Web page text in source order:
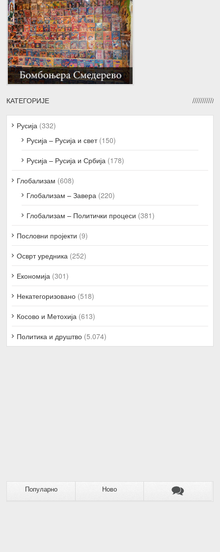
КАТЕГОРИЈЕ
Русија (332)
Русија – Русија и свет(150)
Русија – Русија и Србија (178)
Глобализам (608)
Глобализам – Завера (220)
Глобализам – Политички процеси (381)
Пословни пројекти (9)
Осврт уредника (252)
Економија (301)
Некатегоризовано (518)
Косово и Метохија (613)
Политика и друштво (5.074)
Популарно Ново